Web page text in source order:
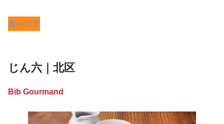
食べログ
じん六｜北区
Bib Gourmand